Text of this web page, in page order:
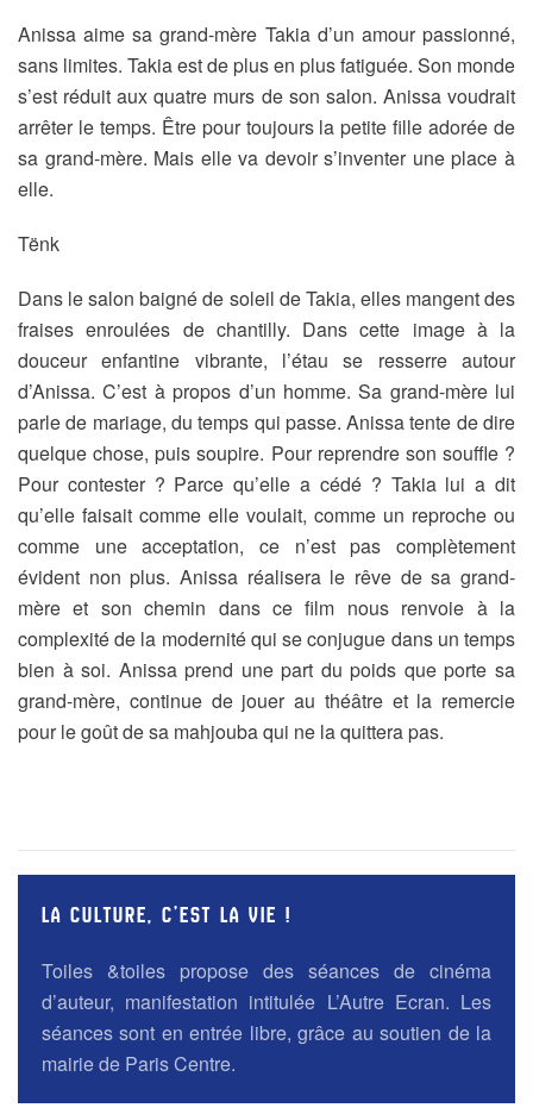
Anissa aime sa grand-mère Takia d’un amour passionné,
sans limites. Takia est de plus en plus fatiguée. Son monde
s’est réduit aux quatre murs de son salon. Anissa voudrait
arrêter le temps. Être pour toujours la petite fille adorée de
sa grand-mère. Mais elle va devoir s’inventer une place à
elle.
Tënk
Dans le salon baigné de soleil de Takia, elles mangent des
fraises enroulées de chantilly. Dans cette image à la
douceur enfantine vibrante, l’étau se resserre autour
d’Anissa. C’est à propos d’un homme. Sa grand-mère lui
parle de mariage, du temps qui passe. Anissa tente de dire
quelque chose, puis soupire. Pour reprendre son souffle ?
Pour contester ? Parce qu’elle a cédé ? Takia lui a dit
qu’elle faisait comme elle voulait, comme un reproche ou
comme une acceptation, ce n’est pas complètement
évident non plus. Anissa réalisera le rêve de sa grand-
mère et son chemin dans ce film nous renvoie à la
complexité de la modernité qui se conjugue dans un temps
bien à soi. Anissa prend une part du poids que porte sa
grand-mère, continue de jouer au théâtre et la remercie
pour le goût de sa mahjouba qui ne la quittera pas.
LA CULTURE, C’EST LA VIE !
Toiles &toiles propose des séances de cinéma
d’auteur, manifestation intitulée L’Autre Ecran. Les
séances sont en entrée libre, grâce au soutien de la
mairie de Paris Centre.